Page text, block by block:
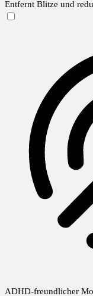
Entfernt Blitze und
ADHD-freundlicher